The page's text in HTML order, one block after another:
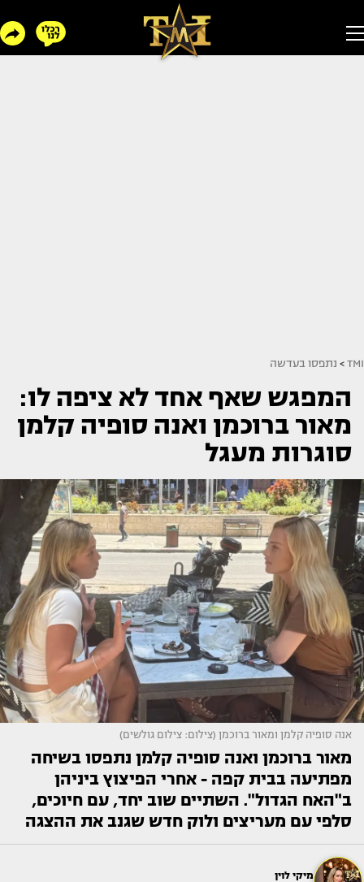
TMI
> נתפסו בעדשה
המפגש שאף אחד לא ציפה לו:
מאור ברוכמן ואנה סופיה קלמן
סוגרות מעגל
אנה סופיה קלמן ומאור ברוכמן (צילום: צילום גולשים)
מאור ברוכמן ואנה סופיה קלמן נתפסו בשיחה
מפתיעה בבית קפה - אחרי הפיצוץ ביניהן
ב"האח הגדול". השתיים שוב יחד, עם חיוכים,
סלפי עם מעריצים ולוק חדש שגנב את ההצגה
מיקי לוין